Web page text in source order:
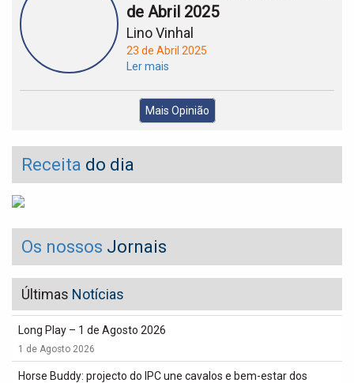
de Abril 2025
Lino Vinhal
23 de Abril 2025
Ler mais
Mais Opinião
Receita do dia
Os nossos Jornais
Últimas Notícias
Long Play – 1 de Agosto 2026
1 de Agosto 2026
Horse Buddy: projecto do IPC une cavalos e bem-estar dos